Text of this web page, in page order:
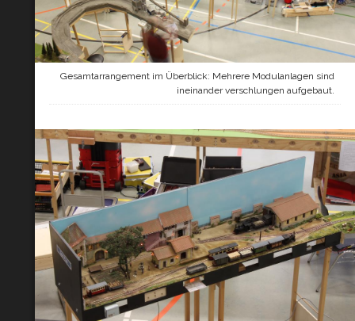
Gesamtarrangement im Überblick: Mehrere Modulanlagen sind
ineinander verschlungen aufgebaut.